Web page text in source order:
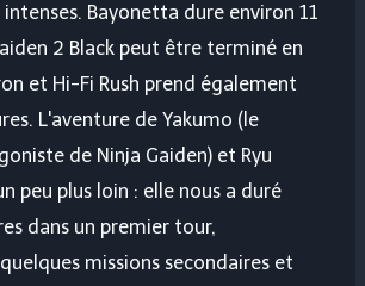
Bayonetta dure environ 11
2 Black peut être terminé en
et Hi-Fi Rush prend également
L'aventure de Yakumo (le
de Ninja Gaiden) et Ryu
peu plus loin : elle nous a duré
dans un premier tour,
missions secondaires et